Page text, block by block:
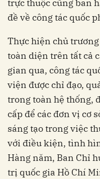
trực thuộc cũng ban
đề về công tác quốc
Thực hiện chủ
toàn diện trên tất cả
gian qua, công tác
viện được chỉ đạo,
trong toàn hệ thống,
cấp để các đơn vị cơ
sáng tạo trong việc
với điều kiện, tình
Hàng năm, Ban Chỉ
trị quốc gia Hồ Chí